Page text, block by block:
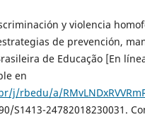
y violencia
de prevención,
de Educação [En
en
j/rbedu/a/
S1413-24782018230031.